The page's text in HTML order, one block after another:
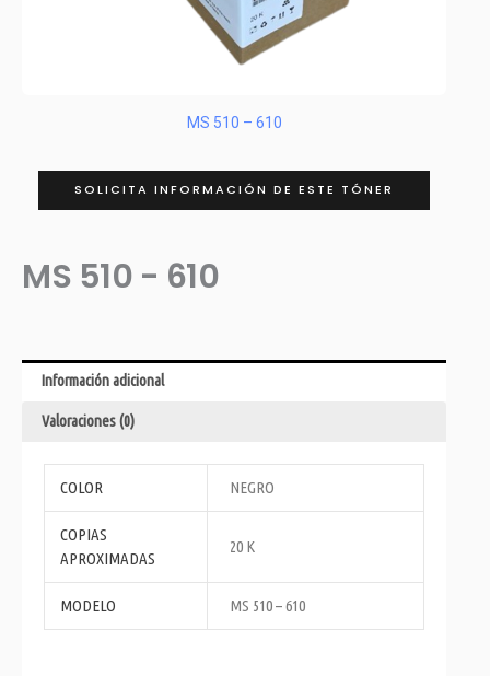
MS 510 – 610
SOLICITA INFORMACIÓN DE ESTE TÓNER
MS 510 - 610
Información adicional
Valoraciones (0)
COLOR NEGRO
COPIAS
APROXIMADAS
20 K
MODELO MS 510 – 610